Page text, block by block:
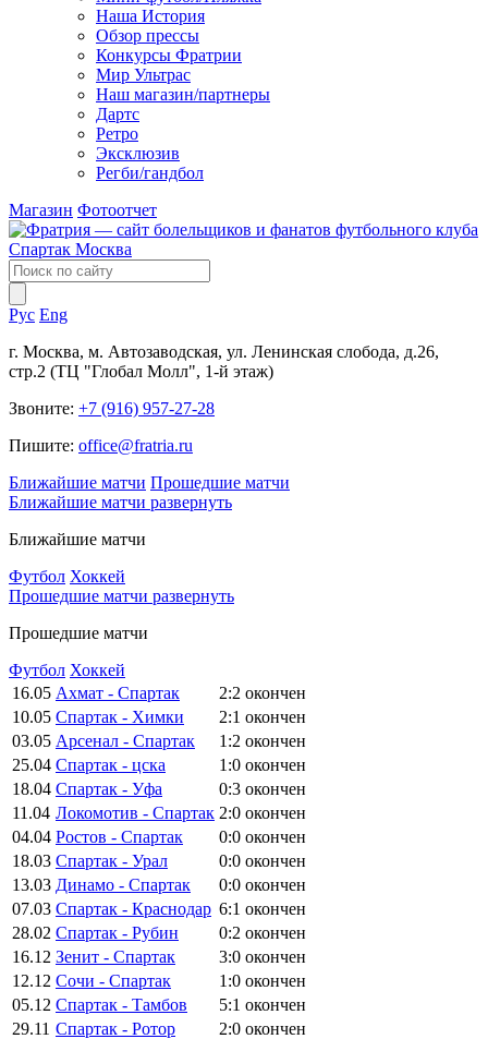
Наша История
Обзор прессы
Конкурсы Фратрии
Мир Ультрас
Наш магазин/партнеры
Дартс
Ретро
Эксклюзив
Регби/гандбол
Магазин Фотоотчет
Рус Eng
г. Москва, м. Автозаводская, ул. Ленинская слобода, д.26,
стр.2 (ТЦ "Глобал Молл", 1-й этаж)
Звоните: +7 (916) 957-27-28
Пишите: office@fratria.ru
Ближайшие матчи Прошедшие матчи
Ближайшие матчи развернуть
Ближайшие матчи
Футбол Хоккей
Прошедшие матчи развернуть
Прошедшие матчи
Футбол Хоккей
16.05 Ахмат - Спартак 2:2 окончен
10.05 Спартак - Химки 2:1 окончен
03.05 Арсенал - Спартак 1:2 окончен
25.04 Спартак - цска 1:0 окончен
18.04 Спартак - Уфа 0:3 окончен
11.04 Локомотив - Спартак 2:0 окончен
04.04 Ростов - Спартак 0:0 окончен
18.03 Спартак - Урал 0:0 окончен
13.03 Динамо - Спартак 0:0 окончен
07.03 Спартак - Краснодар 6:1 окончен
28.02 Спартак - Рубин 0:2 окончен
16.12 Зенит - Спартак 3:0 окончен
12.12 Сочи - Спартак 1:0 окончен
05.12 Спартак - Тамбов 5:1 окончен
29.11 Спартак - Ротор 2:0 окончен